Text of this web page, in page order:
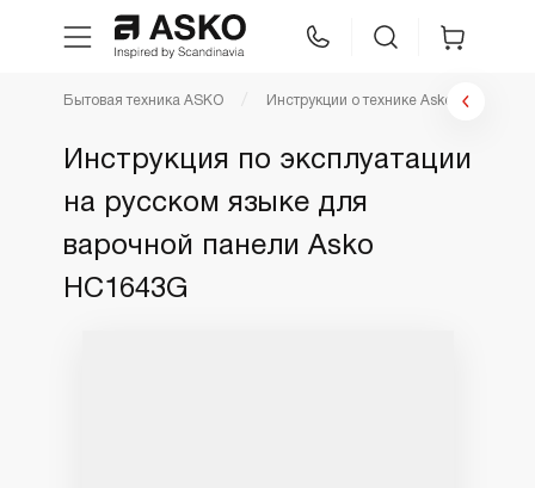
Техника для кухни
Уход за бельем
Бытовая техника ASKO Инструкции о технике Asko
Инструкция по эксплуатации
на русском языке для
варочной панели Asko
HC1643G